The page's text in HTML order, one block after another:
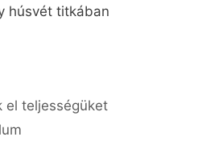
húsvét titkában
el teljességüket